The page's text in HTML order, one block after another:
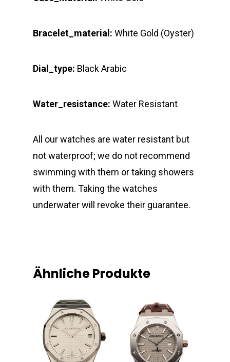
Bracelet_material: White Gold (Oyster)
Dial_type: Black Arabic
Water_resistance: Water Resistant
All our watches are water resistant but
not waterproof; we do not recommend
swimming with them or taking showers
with them. Taking the watches
underwater will revoke their guarantee.
Ähnliche Produkte